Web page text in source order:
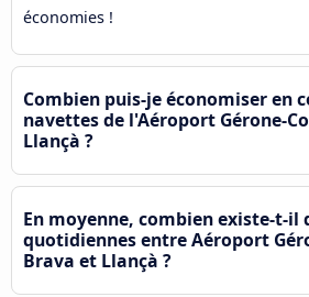
économies !
Combien puis-je économiser en
navettes de l'Aéroport Gérone-
Llançà ?
En moyenne, combien existe-t-il
quotidiennes entre Aéroport
Brava et Llançà ?